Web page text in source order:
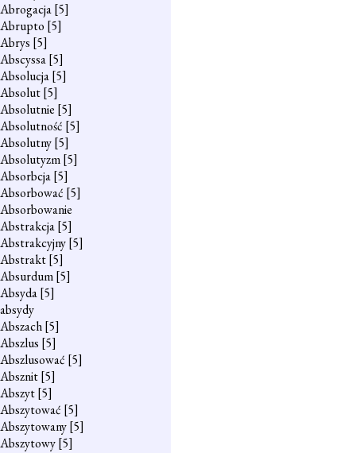
Abrogacja[5]
Abrupto [5]
Abrys [5]
Abscyssa[5]
Absolucja[5]
Absolut[5]
Absolutnie [5]
Absolutność [5]
Absolutny[5]
Absolutyzm[5]
Absorbcja[5]
Absorbować [5]
Absorbowanie
Abstrakcja[5]
Abstrakcyjny[5]
Abstrakt[5]
Absurdum[5]
Absyda[5]
absydy
Abszach[5]
Abszlus [5]
Abszlusować [5]
Absznit[5]
Abszyt[5]
Abszytować [5]
Abszytowany[5]
Abszytowy[5]